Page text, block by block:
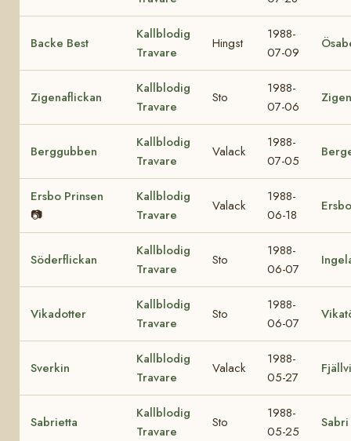
Backe Best
Kallblodig
Travare
Hingst
1988-
07-09
Zigenaflickan
Kallblodig
Travare
Sto
1988-
07-06
Berggubben
Kallblodig
Travare
Valack
1988-
07-05
Ersbo Prinsen
📷
Kallblodig
Travare
Valack
1988-
06-18
Söderflickan
Kallblodig
Travare
Sto
1988-
06-07
Vikadotter
Kallblodig
Travare
Sto
1988-
06-07
Sverkin
Kallblodig
Travare
Valack
1988-
05-27
Sabrietta
Kallblodig
Travare
Sto
1988-
05-25
Sabri